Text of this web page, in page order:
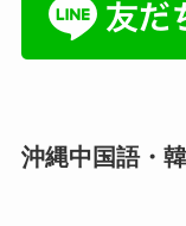
沖縄中国語・